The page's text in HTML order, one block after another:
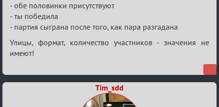
- обе половинки присутствуют
- ты победила
- партия сыграна после того, как пара разгадана
Улицы, формат, количество участников - значения не
имеют!
Tim_sdd